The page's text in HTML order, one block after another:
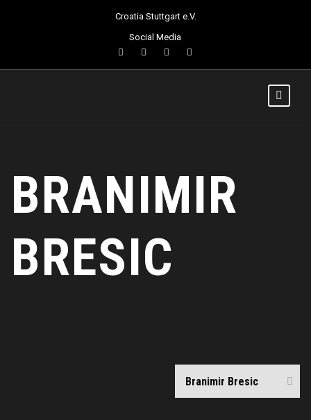
Croatia Stuttgart e.V.
Social Media
BRANIMIR
BRESIC